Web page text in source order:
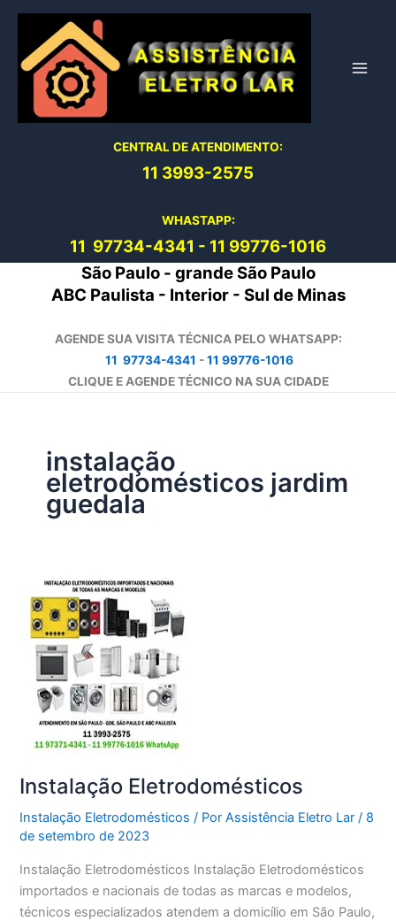
conteúdo
CENTRAL DE ATENDIMENTO:
11 3993-2575
WHASTAPP:
11 97734-4341 - 11 99776-1016
São Paulo - grande São Paulo
ABC Paulista - Interior - Sul de Minas
AGENDE SUA VISITA TÉCNICA PELO WHATSAPP:
11 97734-4341 -11 99776-1016
CLIQUE E AGENDE TÉCNICO NA SUA CIDADE
instalação
eletrodomésticos jardim
guedala
Instalação Eletrodomésticos
Instalação Eletrodomésticos / PorAssistência Eletro Lar/ 8
de setembro de 2023
Instalação Eletrodomésticos Instalação Eletrodomésticos
importados e nacionais de todas as marcas e modelos,
técnicos especializados atendem a domicílio em São Paulo,